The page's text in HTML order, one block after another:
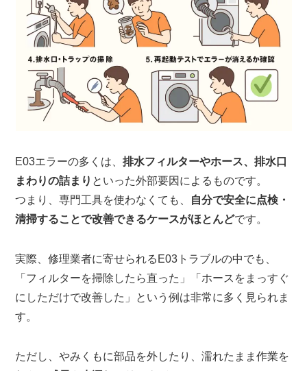
E03エラーの多くは、排水フィルターやホース、排水口
まわりの詰まり といった外部要因によるものです。
つまり、専門工具を使わなくても、 自分で安全に点検・
清掃することで改善できるケースがほとんどです。
実際、修理業者に寄せられるE03トラブルの中でも、
「フィルターを掃除したら直った」「ホースをまっすぐ
にしただけで改善した」という例は非常に多く見られま
す。
ただし、やみくもに部品を外したり、濡れたまま作業を